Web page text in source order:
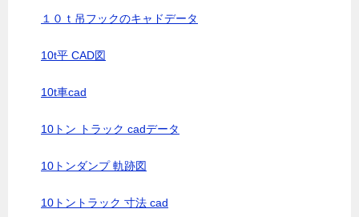
１０ｔ吊フックのキャドデータ
10t平 CAD図
10t車cad
10トン トラック cadデータ
10トンダンプ 軌跡図
10トントラック 寸法 cad